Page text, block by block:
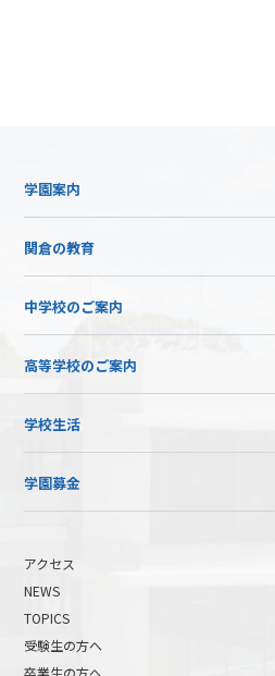
学園案内
関倉の教育
中学校のご案内
高等学校のご案内
学校生活
学園募金
アクセス
NEWS
TOPICS
受験生の方へ